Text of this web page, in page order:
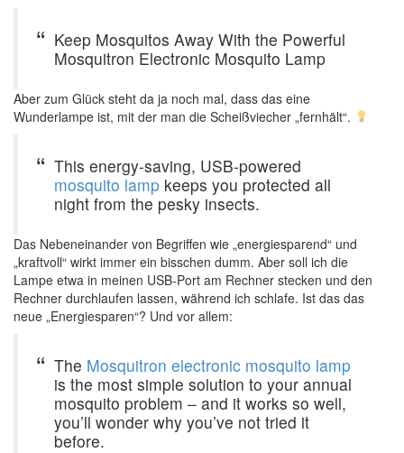
Keep Mosquitos Away With the Powerful
Mosquitron Electronic Mosquito Lamp
Aber zum Glück steht da ja noch mal, dass das eine
Wunderlampe ist, mit der man die Scheißviecher „fernhält“.
This energy-saving, USB-powered
mosquito lamp keeps you protected all
night from the pesky insects.
Das Nebeneinander von Begriffen wie „energiesparend“ und
„kraftvoll“ wirkt immer ein bisschen dumm. Aber soll ich die
Lampe etwa in meinen USB-Port am Rechner stecken und den
Rechner durchlaufen lassen, während ich schlafe. Ist das das
neue „Energiesparen“? Und vor allem:
The Mosquitron electronic mosquito lamp
is the most simple solution to your annual
mosquito problem – and it works so well,
you’ll wonder why you’ve not tried it
before.